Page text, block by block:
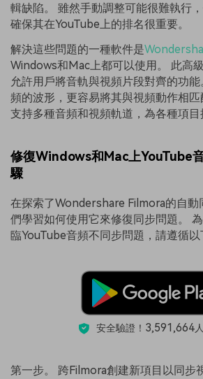
輯缺陷。 雖然手動調整可能很難執行
確保其在YouTube上的排名很重要。
解決這些問題的一種軟件是
Windows和Mac上都可以使用。 此高
允許用戶將音軌與視頻片段對齊的功
頻的波形，更容易將其與視頻動作相
支持多種音頻和視頻軌道，為各種項目
修復Windows和Mac上YouTube
驟
在探索了Wondershare Filmora的自動
們學習如何使用它來修復同步問題。
臨YouTube音頻不同步問題，請遵循以
安全驗證！ 3,591,664
第一步。 跨Filmora創建新項目以同步